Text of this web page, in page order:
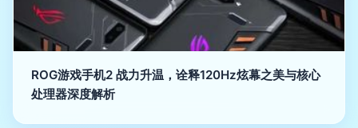
ROG游戏手机2 战力升温，诠释120Hz炫幕之美与核心
处理器深度解析